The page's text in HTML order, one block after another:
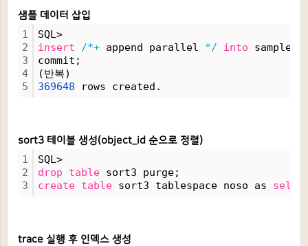
샘플 데이터 삽입
1
2
3
4
5
SQL>
insert
/*+ append parallel */ into sample
commit;
(반복)
369648 rows created.
sort3 테이블 생성(object_id 순으로 정렬)
1
2
3
SQL>
drop
table sort3 purge;
create table sort3 tablespace noso as
trace 실행 후 인덱스 생성